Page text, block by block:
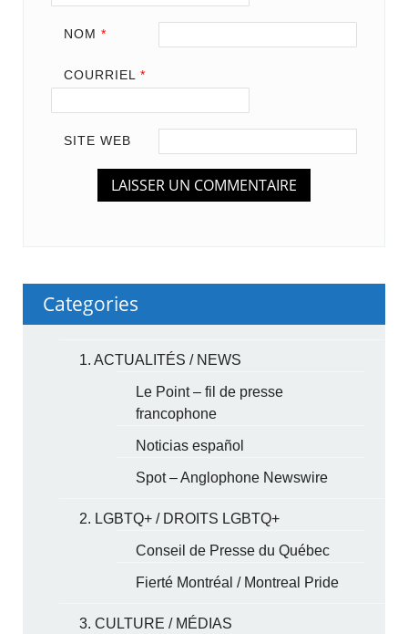
NOM *
COURRIEL *
SITE WEB
Categories
1. ACTUALITÉS / NEWS
Le Point – fil de presse
francophone
Noticias español
Spot – Anglophone Newswire
2. LGBTQ+ / DROITS LGBTQ+
Conseil de Presse du Québec
Fierté Montréal / Montreal Pride
3. CULTURE / MÉDIAS